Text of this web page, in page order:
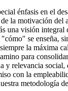
énfasis en el
la motivación del
una visión integral
se enseña,
la máxima
para
y relevancia
con la
metodología